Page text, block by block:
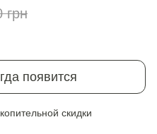
грн
появится
скидки